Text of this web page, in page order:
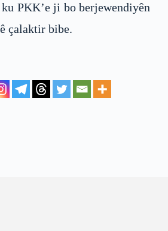
PKK’e ji bo berjewendiyên
çalaktir bibe.